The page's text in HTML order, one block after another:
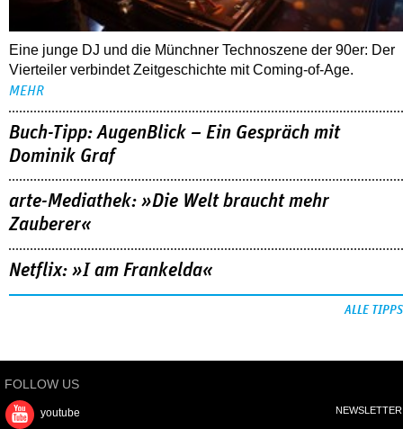
Eine junge DJ und die Münchner Technoszene der 90er: Der
Vierteiler verbindet Zeitgeschichte mit Coming-of-Age.
MEHR
Buch-Tipp: AugenBlick – Ein Gespräch mit
Dominik Graf
arte-Mediathek: »Die Welt braucht mehr
Zauberer«
Netflix: »I am Frankelda«
ALLE TIPPS
FOLLOW US
youtube NEWSLETTER